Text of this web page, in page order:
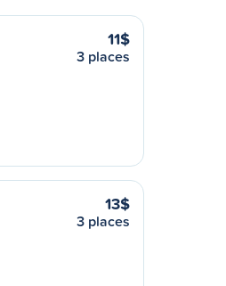
11$
3 places
13$
3 places